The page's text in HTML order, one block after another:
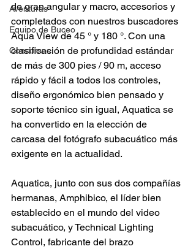
Aventuras
Equipo de Buceo
Concursos
de gran angular y macro, accesorios y
completados con nuestros buscadores
Aqua View de 45 ° y 180 °. Con una
clasificación de profundidad estándar
de más de 300 pies / 90 m, acceso
rápido y fácil a todos los controles,
diseño ergonómico bien pensado y
soporte técnico sin igual, Aquatica se
ha convertido en la elección de
carcasa del fotógrafo subacuático más
exigente en la actualidad.
Aquatica, junto con sus dos compañías
hermanas, Amphibico, el líder bien
establecido en el mundo del video
subacuático, y Technical Lighting
Control, fabricante del brazo